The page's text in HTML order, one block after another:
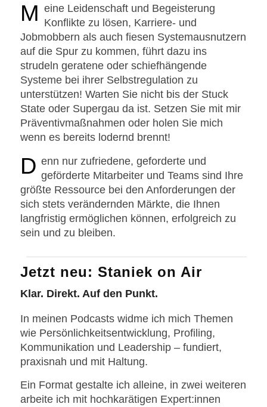
M eine Leidenschaft und Begeisterung
Konflikte zu lösen, Karriere- und
Jobmobbern als auch fiesen Systemausnutzern
auf die Spur zu kommen, führt dazu ins
strudeln geratene oder schiefhängende
Systeme bei ihrer Selbstregulation zu
unterstützen! Warten Sie nicht bis der Stuck
State oder Supergau da ist. Setzen Sie mit mir
Präventivmaßnahmen oder holen Sie mich
wenn es bereits lodernd brennt!
D enn nur zufriedene, geforderte und
geförderte Mitarbeiter und Teams sind Ihre
größte Ressource bei den Anforderungen der
sich stets verändernden Märkte, die Ihnen
langfristig ermöglichen können, erfolgreich zu
sein und zu bleiben.
Jetzt neu: Staniek on Air
Klar. Direkt. Auf den Punkt.
In meinen Podcasts widme ich mich Themen
wie Persönlichkeitsentwicklung, Profiling,
Kommunikation und Leadership – fundiert,
praxisnah und mit Haltung.
Ein Format gestalte ich alleine, in zwei weiteren
arbeite ich mit hochkarätigen Expert:innen